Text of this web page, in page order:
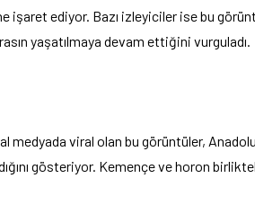
işaret ediyor. Bazı izleyiciler ise bu
yaşatılmaya devam ettiğini vurguladı.
medyada viral olan bu görüntüler,
gösteriyor. Kemençe ve horon